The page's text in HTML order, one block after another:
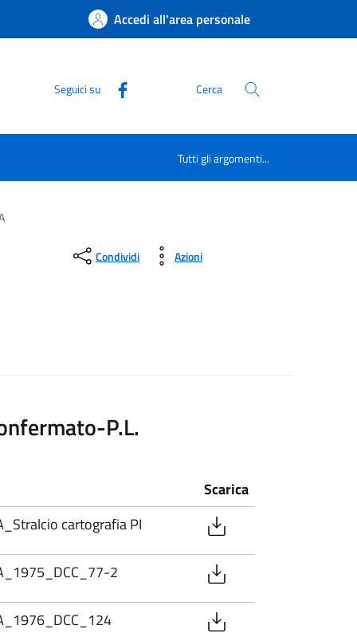
Accedi all'area personale
Seguici su Cerca
Tutti gli argomenti...
Condividi Azioni
P.L.
Scarica
cartografia PI
2